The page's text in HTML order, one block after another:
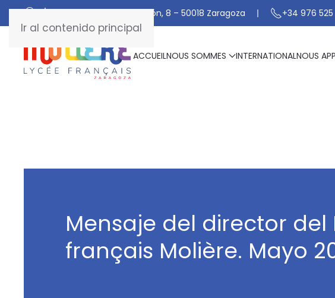
Ir al contenido principal
C/ De Manuel Marraco Ramón, 8 – 50018 Zaragoza +34 976
ACCUEILNOUS SOMMES INTERNATIONALNOUS
Mensaje del director del
français Molière. Mayo